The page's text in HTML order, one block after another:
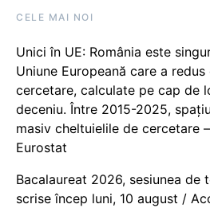
CELE MAI NOI
Unici în UE: România este
Uniune Europeană care a
cercetare, calculate pe cap de
deceniu. Între 2015-2025,
masiv cheltuielile de cercetare
Eurostat
Bacalaureat 2026, sesiunea de
scrise încep luni, 10 august /